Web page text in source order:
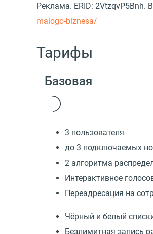
Реклама. ERID: 2VtzqvP5Bnh.
malogo-biznesa/
Тарифы
Базовая
3 пользователя
до 3 подключаемых
2 алгоритма
Интерактивное
Переадресация на
Чёрный и белый
Безлимитная запись